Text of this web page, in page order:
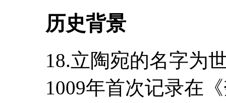
历史背景
18.立陶宛的名字为
1009年首次记录在